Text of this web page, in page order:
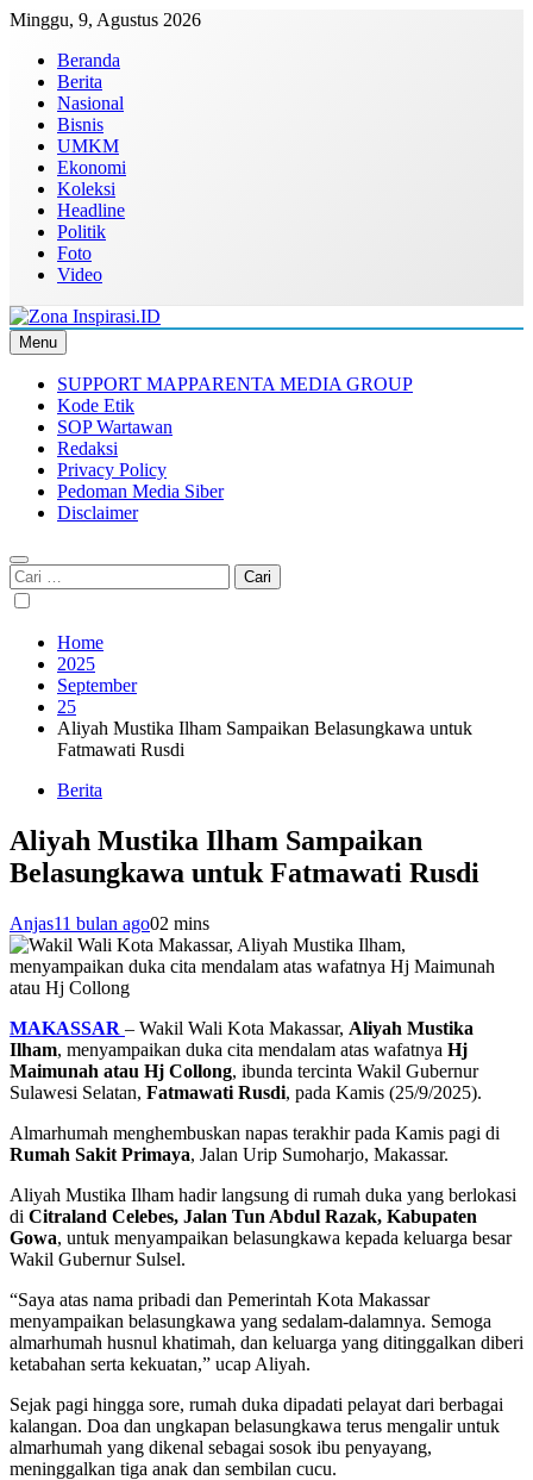
Skip
content
Minggu, 9, Agustus 2026
Beranda
Berita
Nasional
Bisnis
UMKM
Ekonomi
Koleksi
Headline
Politik
Foto
Video
Zona Inspirasi.ID
Bersama Membangun Semangat Baru
Menu
SUPPORT MAPPARENTA MEDIA GROUP
Kode Etik
SOP Wartawan
Redaksi
Privacy Policy
Pedoman Media Siber
Disclaimer
Cari
untuk:
Home
2025
September
25
Aliyah Mustika Ilham Sampaikan Belasungkawa untuk
Fatmawati Rusdi
Berita
Aliyah Mustika Ilham Sampaikan
Belasungkawa untuk Fatmawati Rusdi
Anjas11 bulan ago02 mins
MAKASSAR – Wakil Wali Kota Makassar, Aliyah Mustika
Ilham, menyampaikan duka cita mendalam atas wafatnya Hj
Maimunah atau Hj Collong, ibunda tercinta Wakil Gubernur
Sulawesi Selatan, Fatmawati Rusdi, pada Kamis (25/9/2025).
Almarhumah menghembuskan napas terakhir pada Kamis pagi di
Rumah Sakit Primaya, Jalan Urip Sumoharjo, Makassar.
Aliyah Mustika Ilham hadir langsung di rumah duka yang berlokasi
di Citraland Celebes, Jalan Tun Abdul Razak, Kabupaten
Gowa, untuk menyampaikan belasungkawa kepada keluarga besar
Wakil Gubernur Sulsel.
“Saya atas nama pribadi dan Pemerintah Kota Makassar
menyampaikan belasungkawa yang sedalam-dalamnya. Semoga
almarhumah husnul khatimah, dan keluarga yang ditinggalkan diberi
ketabahan serta kekuatan,” ucap Aliyah.
Sejak pagi hingga sore, rumah duka dipadati pelayat dari berbagai
kalangan. Doa dan ungkapan belasungkawa terus mengalir untuk
almarhumah yang dikenal sebagai sosok ibu penyayang,
meninggalkan tiga anak dan sembilan cucu.